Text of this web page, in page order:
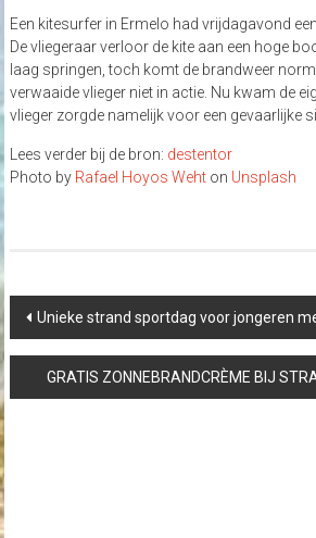
Een kitesurfer in Ermelo had vrijdagavond
De vliegeraar verloor de kite aan een hoge
laag springen, toch komt de brandweer
verwaaide vlieger niet in actie. Nu kwam de
vlieger zorgde namelijk voor een gevaarlijke
Lees verder bij de bron: destentor
Photo by Rafael Hoyos Wehton Unsplash
navigation
Unieke strand sportdag voor jongeren
GRATIS ZONNEBRANDCRÈME BIJ